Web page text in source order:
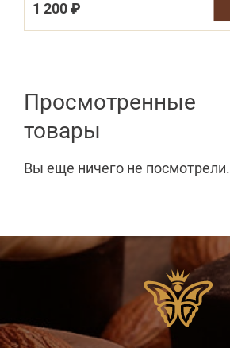
1 200 ₽
Просмотренные
товары
Вы еще ничего не посмотрели.